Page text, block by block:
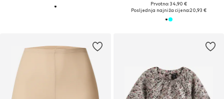
Prvotno: 34,90 €
Posljednja najniža cijena:20,93 €